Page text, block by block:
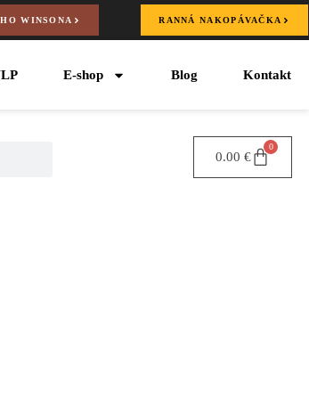
WINSONA RANNÁ NAKOPÁVAČKA
E-shop Blog Kontakt
0.00€
0